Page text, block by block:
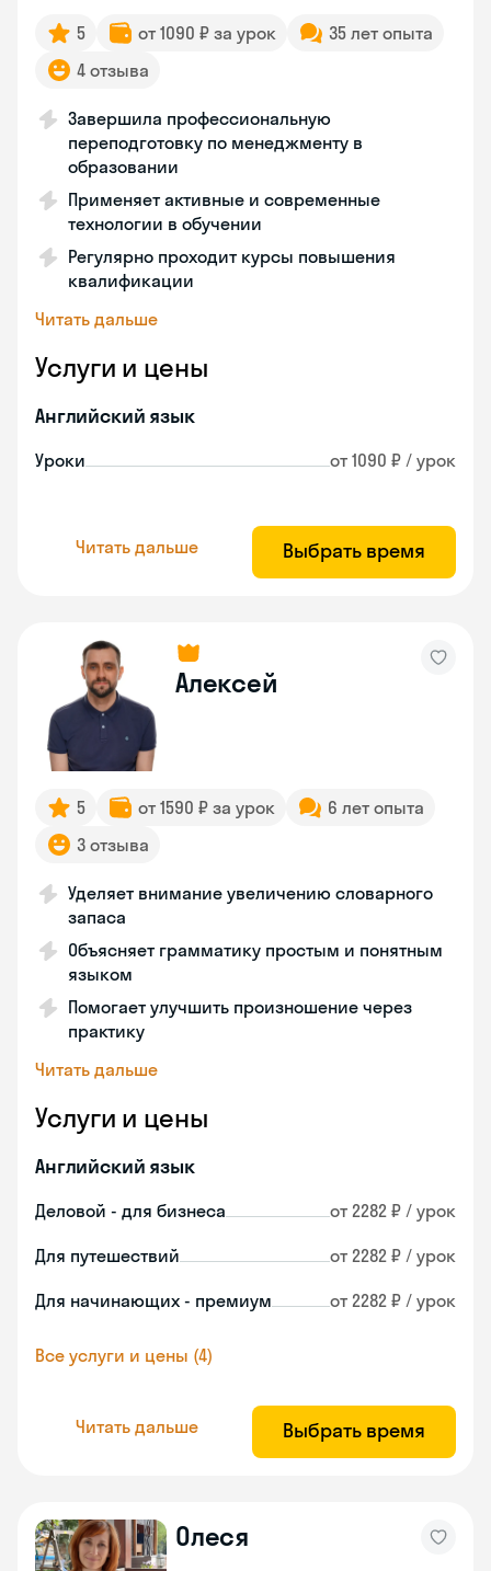
5 от 1090 ₽ за урок
35 лет опыта
4 отзыва
Завершила профессиональную
переподготовку по менеджменту в
образовании
Применяет активные и современные
технологии в обучении
Регулярно проходит курсы повышения
квалификации
Читать дальше
Услуги и цены
Английский язык
Уроки от 1090 ₽ / урок
Читать дальше Выбрать время
Алексей
5 от 1590 ₽ за урок
6 лет опыта
3 отзыва
Уделяет внимание увеличению словарного
запаса
Объясняет грамматику простым и понятным
языком
Помогает улучшить произношение через
практику
Читать дальше
Услуги и цены
Английский язык
Деловой - для бизнеса от 2282 ₽ / урок
Для путешествий от 2282 ₽ / урок
Для начинающих - премиум от 2282 ₽ / урок
Все услуги и цены (4)
Читать дальше Выбрать время
Олеся